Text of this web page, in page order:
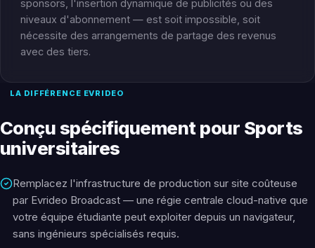
sponsors, l'insertion dynamique de publicités ou des
niveaux d'abonnement — est soit impossible, soit
nécessite des arrangements de partage des revenus
avec des tiers.
LA DIFFÉRENCE EVRIDEO
Conçu spécifiquement pour Sports
universitaires
Remplacez l'infrastructure de production sur site coûteuse
par Evrideo Broadcast — une régie centrale cloud-native que
votre équipe étudiante peut exploiter depuis un navigateur,
sans ingénieurs spécialisés requis.